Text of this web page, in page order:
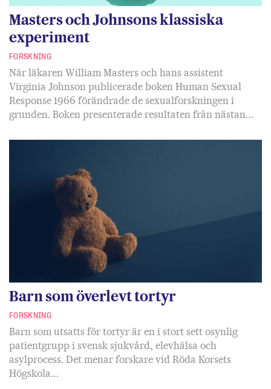
Masters och Johnsons klassiska
experiment
FORSKNING
När läkaren William Masters och hans assistent
Virginia Johnson publicerade boken Human Sexual
Response 1966 förändrade de sexualforskningen i
grunden. Boken presenterade resultaten från nästan…
Barn som överlevt tortyr
FORSKNING
Barn som utsatts för tortyr är en i stort sett osynlig
patientgrupp i svensk sjukvård, elevhälsa och
asylprocess. Det menar forskare vid Röda Korsets
Högskola…